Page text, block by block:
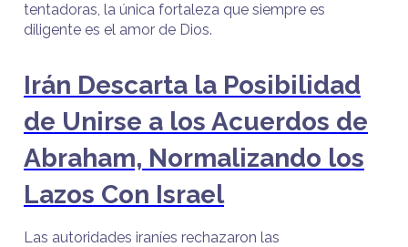
tentadoras, la única fortaleza que siempre es
diligente es el amor de Dios.
Irán Descarta la Posibilidad
de Unirse a los Acuerdos de
Abraham, Normalizando los
Lazos Con Israel
Las autoridades iraníes rechazaron las